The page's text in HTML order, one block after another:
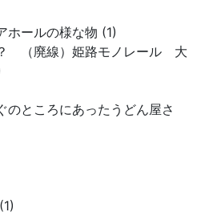
ホールの様な物 (1)
（廃線）姫路モノレール 大
のところにあったうどん屋さ